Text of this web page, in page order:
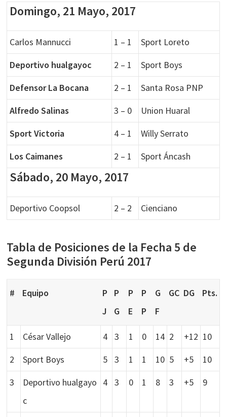
Domingo, 21 Mayo, 2017
Carlos Mannucci 1 – 1
Sport Loreto
Deportivo hualgayoc
2 – 1
Sport Boys
Defensor La Bocana
2 – 1
Santa Rosa PNP
Alfredo Salinas
3 – 0
Union Huaral
Sport Victoria
4 – 1
Willy Serrato
Los Caimanes
2 – 1 Sport Áncash
Sábado, 20 Mayo, 2017
Deportivo Coopsol 2 – 2 Cienciano
Tabla de Posiciones de la Fecha 5 de
Segunda División Perú 2017
# Equipo
P
J
P
G
P
E
P
P
G
F
GC DG Pts.
1 César Vallejo 4 3 1 0 14 2 +12 10
2
Sport Boys 5 3 1 1 10 5 +5
10
3
Deportivo hualgayo
c
4 3 0 1 8 3 +5 9